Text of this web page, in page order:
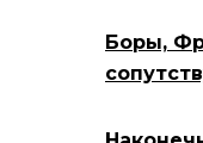
Боры,